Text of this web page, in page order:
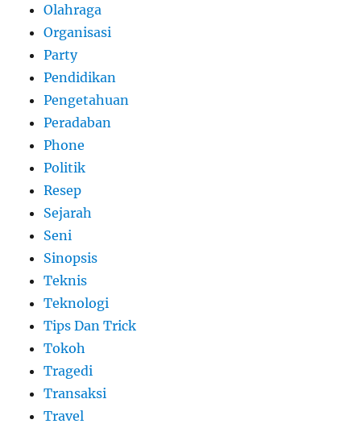
Olahraga
Organisasi
Party
Pendidikan
Pengetahuan
Peradaban
Phone
Politik
Resep
Sejarah
Seni
Sinopsis
Teknis
Teknologi
Tips Dan Trick
Tokoh
Tragedi
Transaksi
Travel